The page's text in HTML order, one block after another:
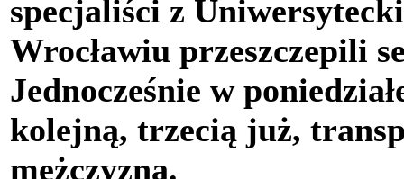
specjaliści z
Wrocławiu przeszczepili
Jednocześnie w
kolejną, trzecią już,
mężczyzna.